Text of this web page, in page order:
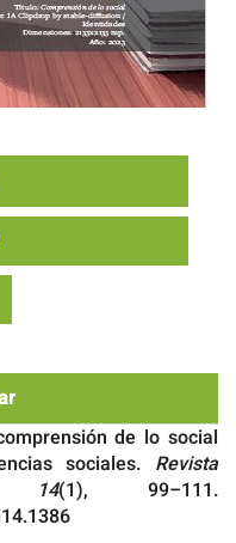
de lo social
sociales. Revista
14(1), 99–111.